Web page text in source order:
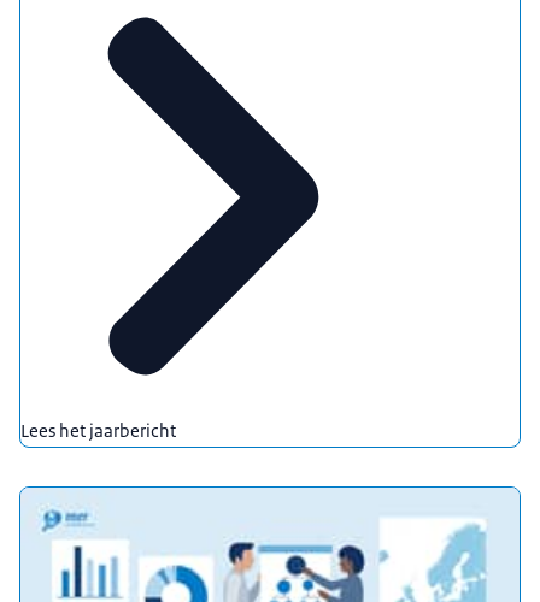
Lees het jaarbericht